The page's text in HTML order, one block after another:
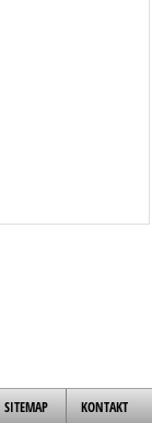
SITEMAP KONTAKT